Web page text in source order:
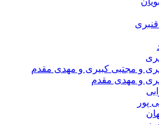
مجتبی کبیری و مهدى مقدم
مهدی مقدم